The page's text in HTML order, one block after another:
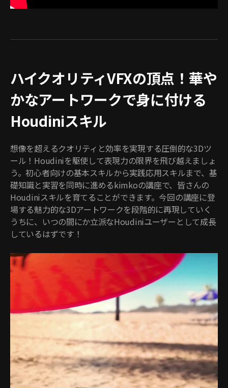
ハイクオリティVFXの頂点！華や
かなアートワークで身に付ける
Houdiniスキル
想像を超えるクオリティと効率を実現する圧倒的な3Dツ
ール！Houdiniを駆使して表現力の限界を飛び越えましょ
う。初心者向けの基本スキルから実践応用スキルまで、基
礎知識と実習を同時に進めるkimkoの講座で、皆さんの
Houdiniスキルを育てることができます。今回の講座に登
場する魅力的な3Dアートワークを段階的に再現していく
うちに、いつの間にか立派なHoudiniユーザーとして成長
しているはずです！